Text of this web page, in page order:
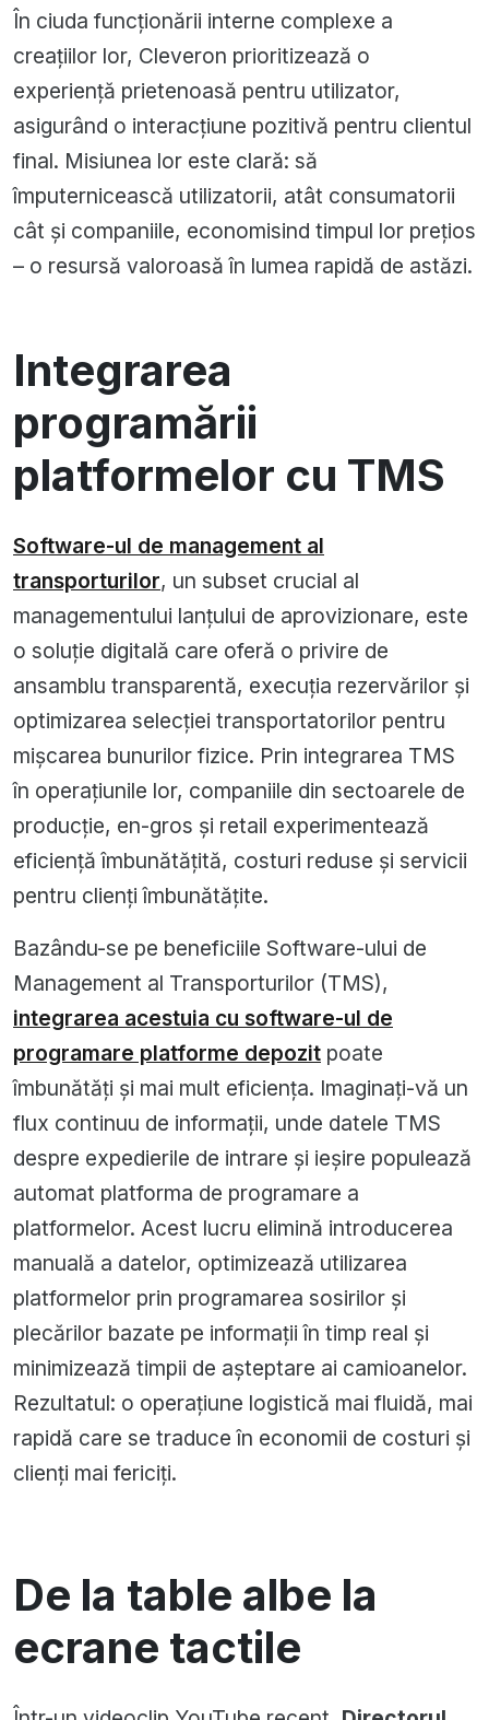
În ciuda funcționării interne complexe a
creațiilor lor, Cleveron prioritizează o
experiență prietenoasă pentru utilizator,
asigurând o interacțiune pozitivă pentru clientul
final. Misiunea lor este clară: să
împuternicească utilizatorii, atât consumatorii
cât și companiile, economisind timpul lor prețios
– o resursă valoroasă în lumea rapidă de astăzi.
Integrarea
programării
platformelor cu TMS
Software-ul de management al
transporturilor, un subset crucial al
managementului lanțului de aprovizionare, este
o soluție digitală care oferă o privire de
ansamblu transparentă, execuția rezervărilor și
optimizarea selecției transportatorilor pentru
mișcarea bunurilor fizice. Prin integrarea TMS
în operațiunile lor, companiile din sectoarele de
producție, en-gros și retail experimentează
eficiență îmbunătățită, costuri reduse și servicii
pentru clienți îmbunătățite.
Bazându-se pe beneficiile Software-ului de
Management al Transporturilor (TMS),
integrarea acestuia cu software-ul de
programare platforme depozit poate
îmbunătăți și mai mult eficiența. Imaginați-vă un
flux continuu de informații, unde datele TMS
despre expedierile de intrare și ieșire populează
automat platforma de programare a
platformelor. Acest lucru elimină introducerea
manuală a datelor, optimizează utilizarea
platformelor prin programarea sosirilor și
plecărilor bazate pe informații în timp real și
minimizează timpii de așteptare ai camioanelor.
Rezultatul: o operațiune logistică mai fluidă, mai
rapidă care se traduce în economii de costuri și
clienți mai fericiți.
De la table albe la
ecrane tactile